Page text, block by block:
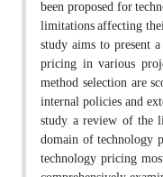
been proposed for
limitations affecting
study aims to present
pricing in various
method selection are
internal policies and
study, a review of the
domain of technology
technology pricing